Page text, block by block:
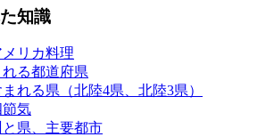
知識
リカ料理
る都道府県
れる県（北陸4県、北陸3県）
節気
県、主要都市